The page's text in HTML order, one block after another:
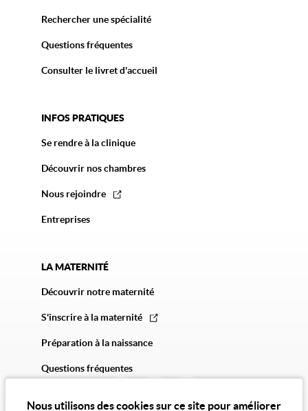
Nous utilisons des cookies sur ce site pour améliorer
Rechercher une spécialité
Questions fréquentes
Consulter le livret d'accueil
INFOS PRATIQUES
Se rendre à la clinique
Découvrir nos chambres
Nous rejoindre
Entreprises
LA MATERNITÉ
Découvrir notre maternité
S'inscrire à la maternité
Préparation à la naissance
Questions fréquentes